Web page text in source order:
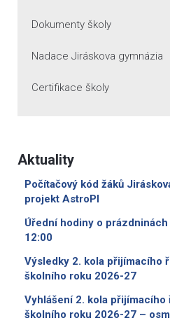
Dokumenty školy
Nadace Jiráskova gymnázia
Certifikace školy
Aktuality
Počítačový kód žáků
projekt AstroPI
Úřední hodiny o
12:00
Výsledky 2. kola přijímacího
školního roku 2026-27
Vyhlášení 2. kola
školního roku 2026-27 –